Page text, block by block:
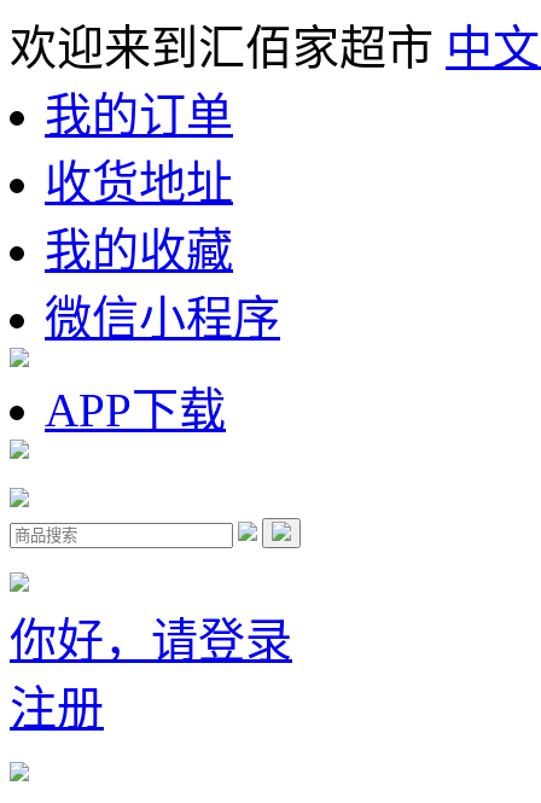
欢迎来到汇佰家超市 中
我的订单
收货地址
我的收藏
微信小程序
APP下载
你好，请登录
注册